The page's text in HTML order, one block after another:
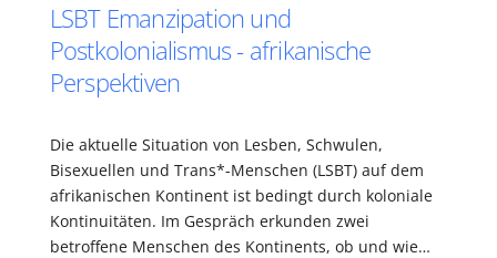
LSBT Emanzipation und
Postkolonialismus - afrikanische
Perspektiven
Die aktuelle Situation von Lesben, Schwulen,
Bisexuellen und Trans*-Menschen (LSBT) auf dem
afrikanischen Kontinent ist bedingt durch koloniale
Kontinuitäten. Im Gespräch erkunden zwei
betroffene Menschen des Kontinents, ob und wie…